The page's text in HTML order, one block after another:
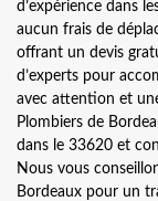
d’expérience dans
aucun frais de
offrant un devis
d’experts pour
avec attention et
Plombiers de
dans le 33620 et
Nous vous
Bordeaux pour un